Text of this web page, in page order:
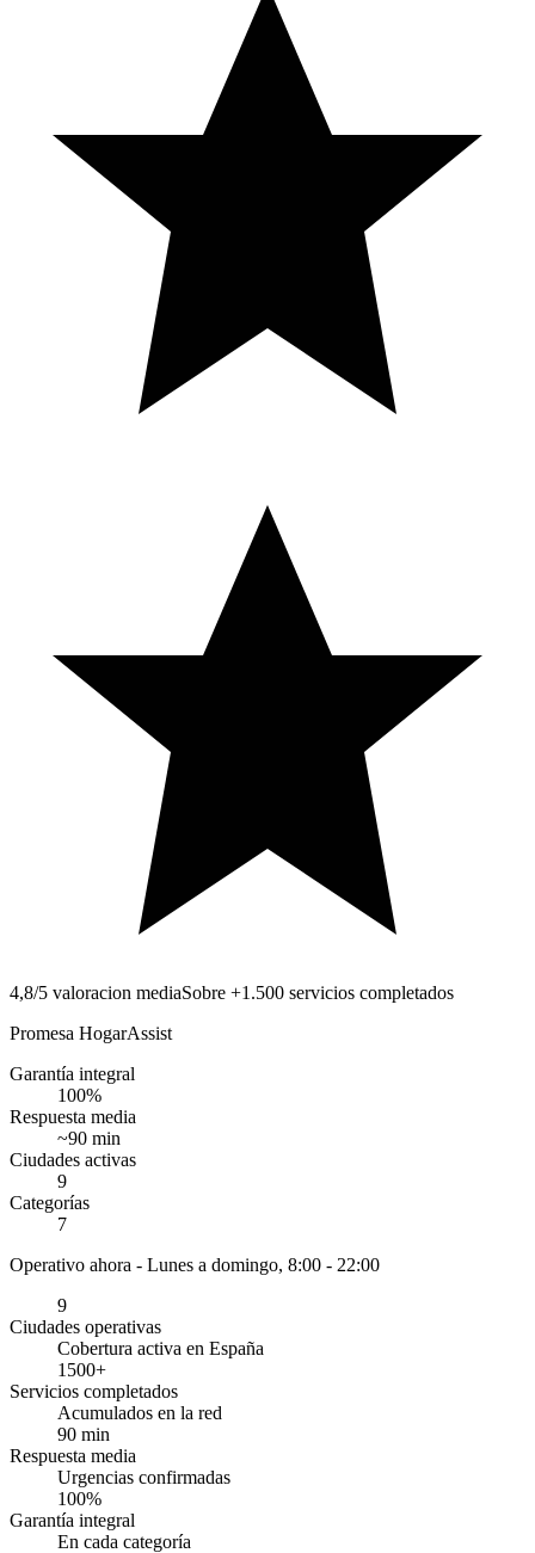
4,8/5 valoracion mediaSobre +1.500 servicios completados
Promesa HogarAssist
Garantía integral
100%
Respuesta media
~90 min
Ciudades activas
9
Categorías
7
Operativo ahora - Lunes a domingo, 8:00 - 22:00
9
Ciudades operativas
Cobertura activa en España
1500+
Servicios completados
Acumulados en la red
90 min
Respuesta media
Urgencias confirmadas
100%
Garantía integral
En cada categoría